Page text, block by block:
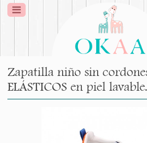
Zapatilla niño sin
ELÁSTICOS en piel lavable.